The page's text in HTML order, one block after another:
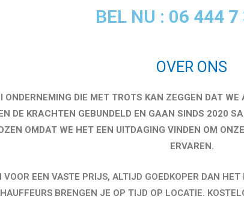
BEL NU : 06 444 7
OVER ONS
ONDERNEMING DIE MET TROTS KAN ZEGGEN DAT
DE KRACHTEN GEBUNDELD EN GAAN SINDS 2020
OMDAT WE HET EEN UITDAGING VINDEN OM
ERVAREN.
EEN VASTE PRIJS, ALTIJD GOEDKOPER DAN
BRENGEN JE OP TIJD OP LOCATIE.